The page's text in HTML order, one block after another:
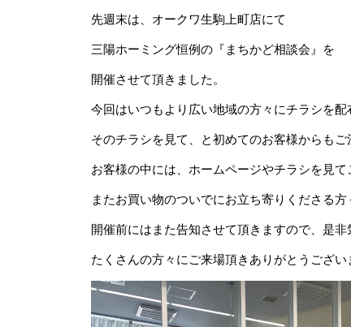
先週末は、オークワ生駒上町店にて
三陽ホーミング恒例の『まちかど相談会』を
開催させて頂きました。
今回はいつもより広い地域の方々にチラシを配
そのチラシを見て、と初めてのお客様からもご
お客様の中には、ホームページやチラシを見て
またお買い物のついでにお立ち寄りくださる方
開催前にはまた告知させて頂きますので、是非
たくさんの方々にご来場頂きありがとうござい